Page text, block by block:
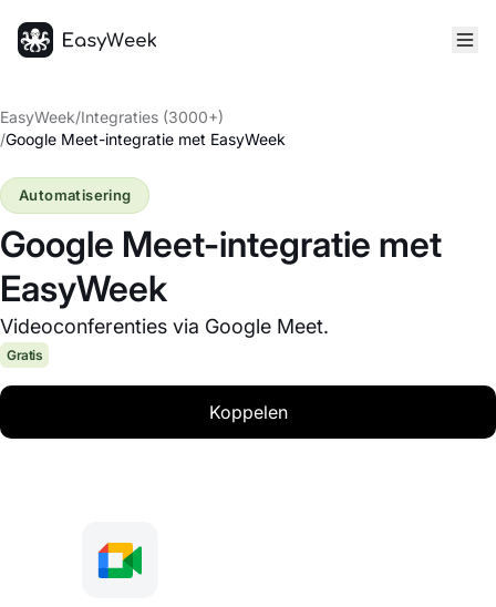
EasyWeek/Integraties (3000+)
/Google Meet-integratie met EasyWeek
Google Meet-integratie met
EasyWeek
Videoconferenties via Google Meet.
Automatisering
Gratis
Koppelen